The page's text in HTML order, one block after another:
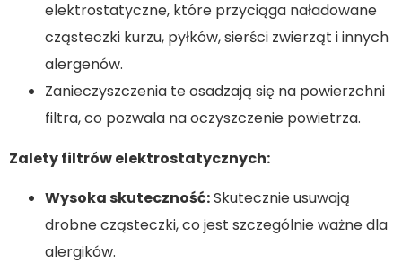
elektrostatyczne, które przyciąga naładowane
cząsteczki kurzu, pyłków, sierści zwierząt i innych
alergenów.
Zanieczyszczenia te osadzają się na powierzchni
filtra, co pozwala na oczyszczenie powietrza.
Zalety filtrów elektrostatycznych:
Wysoka skuteczność:Skutecznie usuwają
drobne cząsteczki, co jest szczególnie ważne dla
alergików.